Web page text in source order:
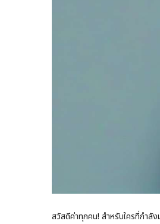
สวัสดีค่าทุกคน! สำหรับใครที่กำลั